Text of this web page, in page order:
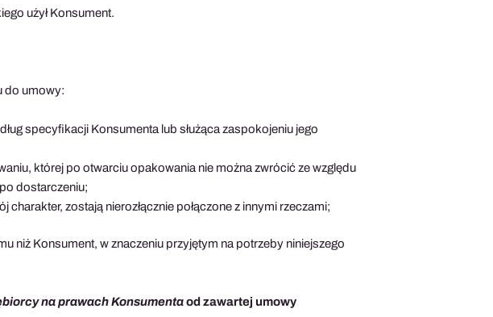
użył Konsument.
do umowy:
specyfikacji Konsumenta lub służąca zaspokojeniu jego
której po otwarciu opakowania nie można zwrócić ze względu
dostarczeniu;
zostają nierozłącznie połączone z innymi rzeczami;
niż Konsument, w znaczeniu przyjętym na potrzeby niniejszego
na prawach Konsumentaod zawartej umowy